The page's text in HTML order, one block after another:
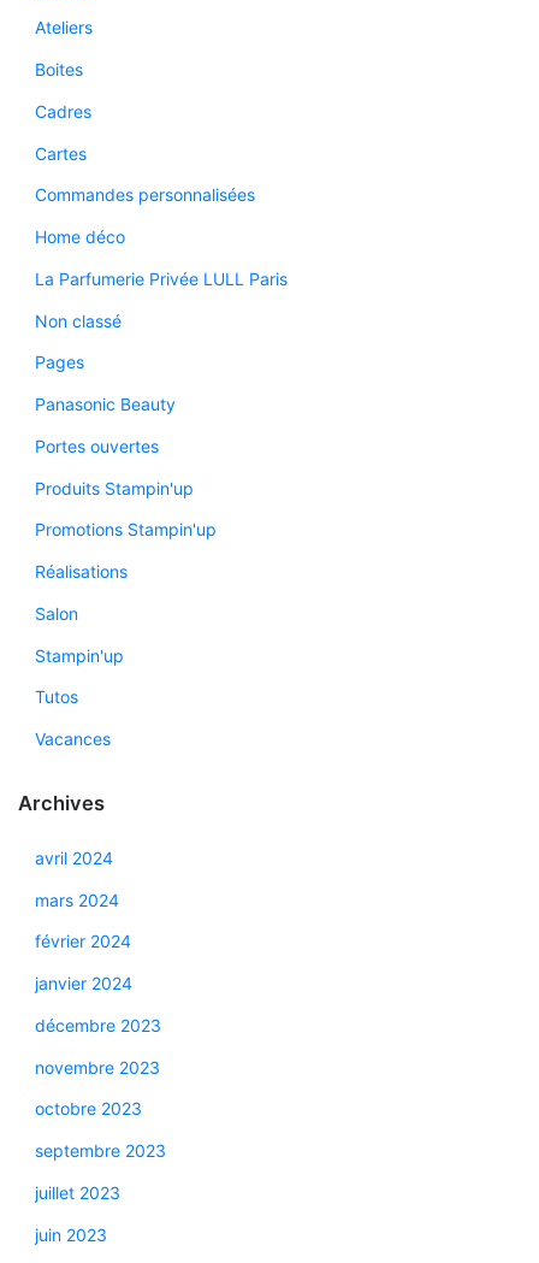
Ateliers
Boites
Cadres
Cartes
Commandes personnalisées
Home déco
La Parfumerie Privée LULL Paris
Non classé
Pages
Panasonic Beauty
Portes ouvertes
Produits Stampin'up
Promotions Stampin'up
Réalisations
Salon
Stampin'up
Tutos
Vacances
Archives
avril 2024
mars 2024
février 2024
janvier 2024
décembre 2023
novembre 2023
octobre 2023
septembre 2023
juillet 2023
juin 2023